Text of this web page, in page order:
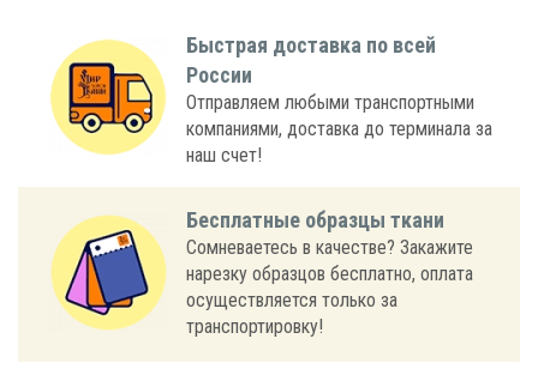
Быстрая доставка по всей
России
Отправляем любыми транспортными
компаниями, доставка до терминала за
наш счет!
Бесплатные образцы ткани
Сомневаетесь в качестве? Закажите
нарезку образцов бесплатно, оплата
осуществляется только за
транспортировку!